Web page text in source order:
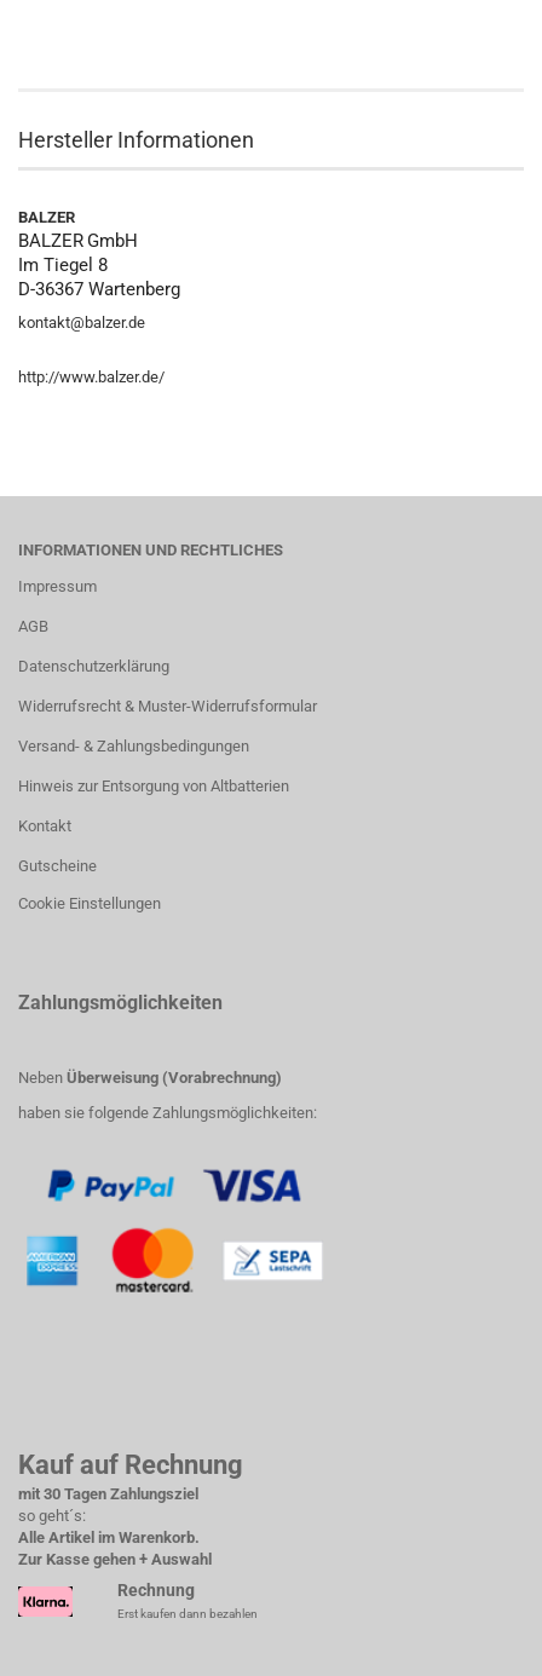
Hersteller Informationen
BALZER
BALZERGmbH
Im Tiegel 8
D-36367 Wartenberg
kontakt@balzer.de
http://www.balzer.de/
INFORMATIONEN UND RECHTLICHES
Impressum
AGB
Datenschutzerklärung
Widerrufsrecht & Muster-Widerrufsformular
Versand- & Zahlungsbedingungen
Hinweis zur Entsorgung von Altbatterien
Kontakt
Gutscheine
Cookie Einstellungen
Zahlungsmöglichkeiten
Neben Überweisung (Vorabrechnung)
haben sie folgende Zahlungsmöglichkeiten:
Kauf auf Rechnung
mit 30 Tagen Zahlungsziel
so geht´s:
Alle Artikel im Warenkorb.
Zur Kasse gehen + Auswahl
Rechnung
Erst kaufen dann bezahlen